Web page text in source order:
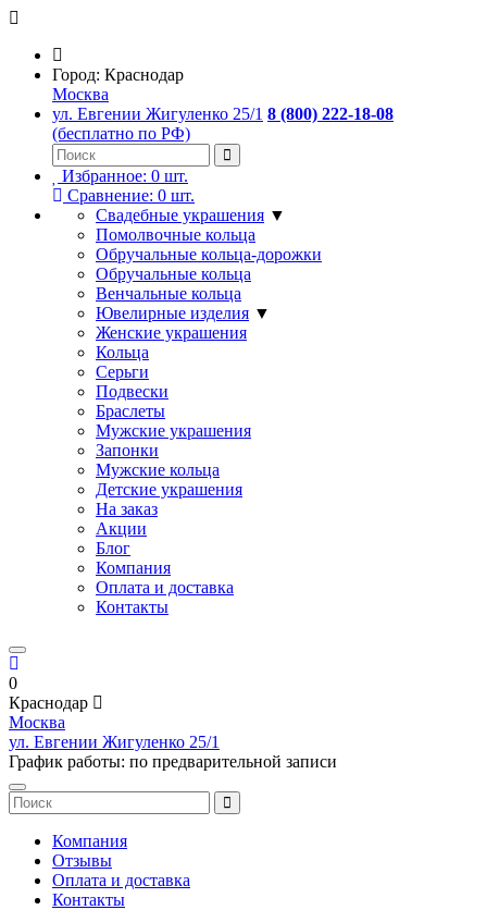
Город: Краснодар
Москва
ул. Евгении Жигуленко 25/1 8 (800) 222-18-08
(бесплатно по РФ)
Избранное: 0 шт.
Сравнение: 0 шт.
Свадебные украшения ▼
Помолвочные кольца
Обручальные кольца-дорожки
Обручальные кольца
Венчальные кольца
Ювелирные изделия ▼
Женские украшения
Кольца
Серьги
Подвески
Браслеты
Мужские украшения
Запонки
Мужские кольца
Детские украшения
На заказ
Акции
Блог
Компания
Оплата и доставка
Контакты
0
Краснодар
Москва
ул. Евгении Жигуленко 25/1
График работы: по предварительной записи
Компания
Отзывы
Оплата и доставка
Контакты